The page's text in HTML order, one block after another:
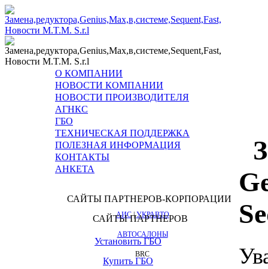
О КОМПАНИИ
НОВОСТИ КОМПАНИИ
НОВОСТИ ПРОИЗВОДИТЕЛЯ
АГНКС
ГБО
ТЕХНИЧЕСКАЯ ПОДДЕРЖКА
ПОЛЕЗНАЯ ИНФОРМАЦИЯ
КОНТАКТЫ
АНКЕТА
САЙТЫ ПАРТНЕРОВ-КОРПОРАЦИИ
АИС|УКРАВТО
САЙТЫ ПАРТНЕРОВ
АВТОСАЛОНЫ
Установить ГБО
BRC
Купить ГБО